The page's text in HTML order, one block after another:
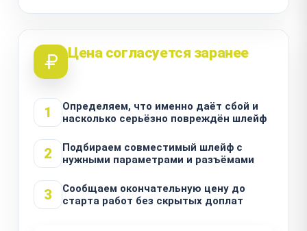
Цена согласуется заранее
1
Определяем, что именно даёт сбой и
насколько серьёзно повреждён шлейф
2
Подбираем совместимый шлейф с
нужными параметрами и разъёмами
3
Сообщаем окончательную цену до
старта работ без скрытых доплат